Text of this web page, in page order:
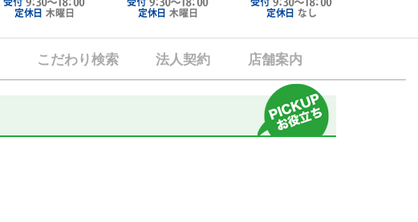
こだわり検索 法人契約 店舗案内